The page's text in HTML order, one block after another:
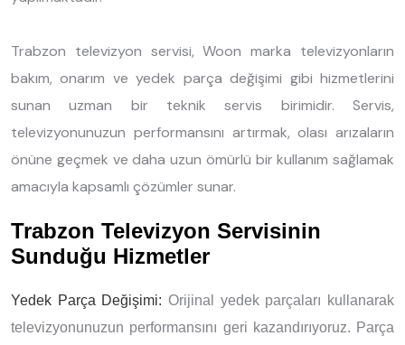
Trabzon televizyon servisi, Woon marka televizyonların
bakım, onarım ve yedek parça değişimi gibi hizmetlerini
sunan uzman bir teknik servis birimidir. Servis,
televizyonunuzun performansını artırmak, olası arızaların
önüne geçmek ve daha uzun ömürlü bir kullanım sağlamak
amacıyla kapsamlı çözümler sunar.
Trabzon Televizyon Servisinin
Sunduğu Hizmetler
Yedek Parça Değişimi: Orijinal yedek parçaları kullanarak
televizyonunuzun performansını geri kazandırıyoruz. Parça